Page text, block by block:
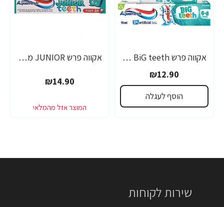
אקווה פרש BiG teeth משחת שיניים לילדים לגילאי 6-8 שנים - 50 מ"ל
₪12.90
הוסף לעגלה
אקווה פרש JUNIOR משחת שיניים לילדים +6 - 50 מ"ל
₪14.90
שירות לקוחות